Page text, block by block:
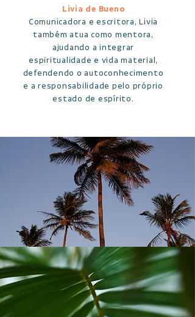
Livia de Bueno
Comunicadora e escritora, Livia
também atua como mentora,
ajudando a integrar
espiritualidade e vida material,
defendendo o autoconhecimento
e a responsabilidade pelo próprio
estado de espírito.